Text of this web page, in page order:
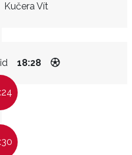
Kučera Vít
18:28